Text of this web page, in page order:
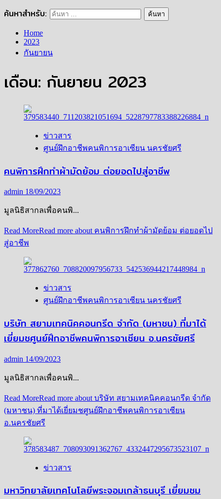
ค้นหาสำหรับ:
Home
2023
กันยายน
เดือน: กันยายน 2023
ข่าวสาร
ศูนย์ฝึกอาชีพคนพิการอาเซียน นครชัยศรี
คนพิการฝึกทำผ้ามัดย้อม ต่อยอดไปสู่อาชีพ
admin 18/09/2023
มูลนิธิสากลเพื่อคนพิ...
Read MoreRead more about คนพิการฝึกทำผ้ามัดย้อม ต่อยอดไป
สู่อาชีพ
ข่าวสาร
ศูนย์ฝึกอาชีพคนพิการอาเซียน นครชัยศรี
บริษัท สยามเทคนิคคอนกรีด จำกัด (มหาชน) ที่มาได้
เยี่ยมชศูนย์ฝึกอาชีพคนพิการอาเซียน อ.นครชัยศรี
admin 14/09/2023
มูลนิธิสากลเพื่อคนพิ...
Read MoreRead more about บริษัท สยามเทคนิคคอนกรีด จำกัด
(มหาชน) ที่มาได้เยี่ยมชศูนย์ฝึกอาชีพคนพิการอาเซียน
อ.นครชัยศรี
ข่าวสาร
มหาวิทยาลัยเทคโนโลยีพระจอมเกล้าธนบุรี เยี่ยมชม